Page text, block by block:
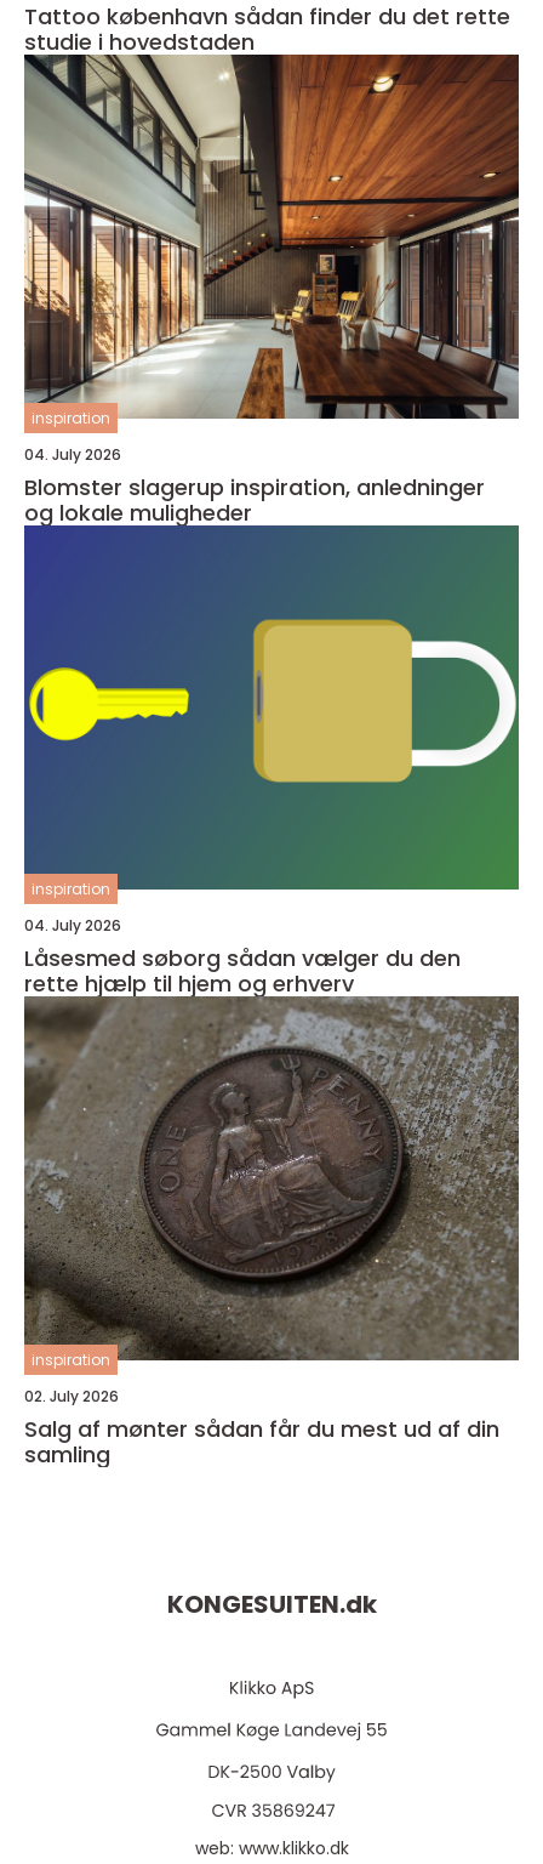
Tattoo københavn sådan finder du det rette
studie i hovedstaden
inspiration
04. July 2026
Blomster slagerup inspiration, anledninger
og lokale muligheder
inspiration
04. July 2026
Låsesmed søborg sådan vælger du den
rette hjælp til hjem og erhverv
inspiration
02. July 2026
Salg af mønter sådan får du mest ud af din
samling
KONGESUITEN.dk
web: www.klikko.dk